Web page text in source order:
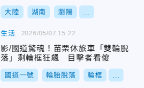
大陸 湖南 瀏陽
生活
影/國道驚魂！苗栗休旅車「雙輪脫
落」剩輪框狂飆 目擊者看傻
國道一號 輪胎脫落 輪框
2026/05/07 15:22